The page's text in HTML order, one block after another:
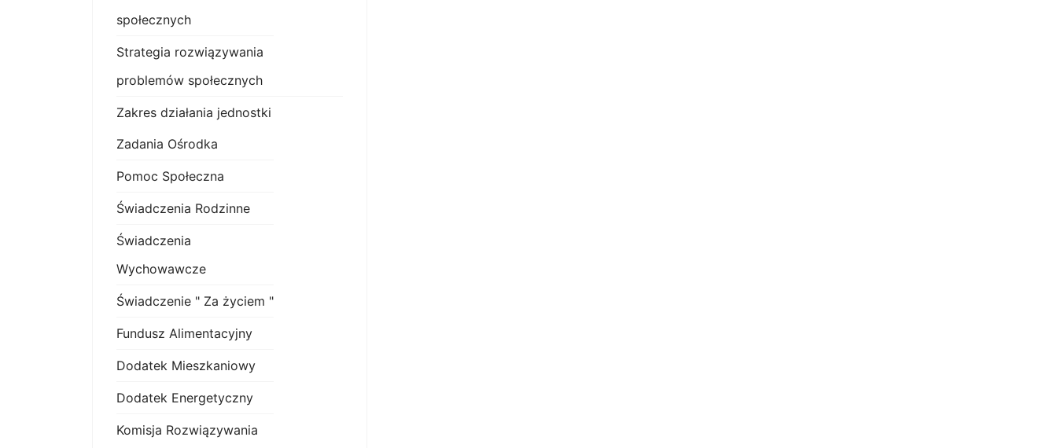
społecznych
Strategia rozwiązywania
problemów społecznych
Zakres działania jednostki
Zadania Ośrodka
Pomoc Społeczna
Świadczenia Rodzinne
Świadczenia
Wychowawcze
Świadczenie " Za życiem "
Fundusz Alimentacyjny
Dodatek Mieszkaniowy
Dodatek Energetyczny
Komisja Rozwiązywania